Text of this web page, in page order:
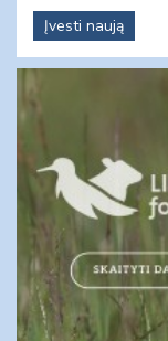
Įvesti naują